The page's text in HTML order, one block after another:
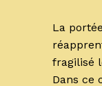
La
fragilisé
Dans ce